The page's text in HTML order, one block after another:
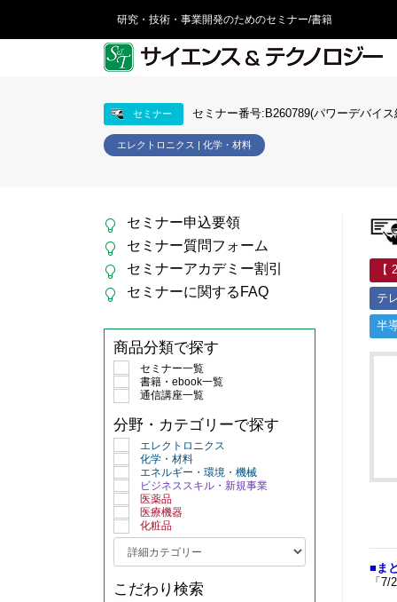
研究・技術・事業開発のためのセミナー/書籍
セミナー セミナー番号:B260789(パワーデバイス
エレクトロニクス | 化学・材料
【
テ
半
■ま
「
セミナー申込要領
セミナー質問フォーム
セミナーアカデミー割引
セミナーに関するFAQ
商品分類で探す
セミナー一覧
書籍・ebook一覧
通信講座一覧
分野・カテゴリーで探す
エレクトロニクス
化学・材料
エネルギー・環境・機械
ビジネススキル・新規事業
医薬品
医療機器
化粧品
こだわり検索